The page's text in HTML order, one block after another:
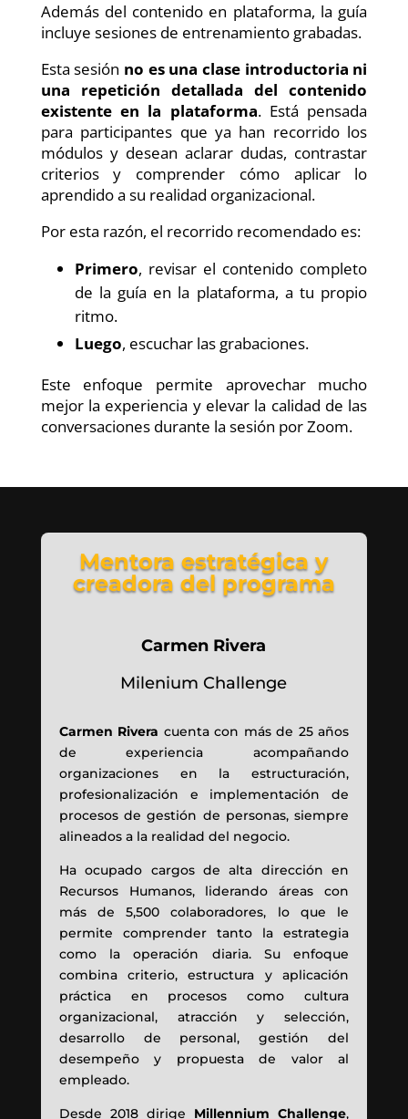
Además del contenido en plataforma, la guía
incluye sesiones de entrenamiento grabadas.
Esta sesión no es una clase introductoria ni
una repetición detallada del contenido
existente en la plataforma. Está pensada
para participantes que ya han recorrido los
módulos y desean aclarar dudas, contrastar
criterios y comprender cómo aplicar lo
aprendido a su realidad organizacional.
Por esta razón, el recorrido recomendado es:
Primero, revisar el contenido completo
de la guía en la plataforma, a tu propio
ritmo.
Luego, escuchar las grabaciones.
Este enfoque permite aprovechar mucho
mejor la experiencia y elevar la calidad de las
conversaciones durante la sesión por Zoom.
Mentora estratégica y
creadora del programa
Carmen Rivera
Milenium Challenge
Carmen Rivera cuenta con más de 25 años
de experiencia acompañando
organizaciones en la estructuración,
profesionalización e implementación de
procesos de gestión de personas, siempre
alineados a la realidad del negocio.
Ha ocupado cargos de alta dirección en
Recursos Humanos, liderando áreas con
más de 5,500 colaboradores, lo que le
permite comprender tanto la estrategia
como la operación diaria. Su enfoque
combina criterio, estructura y aplicación
práctica en procesos como cultura
organizacional, atracción y selección,
desarrollo de personal, gestión del
desempeño y propuesta de valor al
empleado.
Desde 2018 dirige Millennium Challenge,